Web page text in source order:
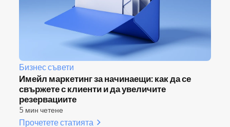
Бизнес съвети
Имейл маркетинг за начинаещи: как да се
свържете с клиенти и да увеличите
резервациите
5 мин четене
Прочетете статията